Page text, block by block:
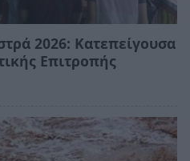
2026: Κατεπείγουσα
Επιτροπής